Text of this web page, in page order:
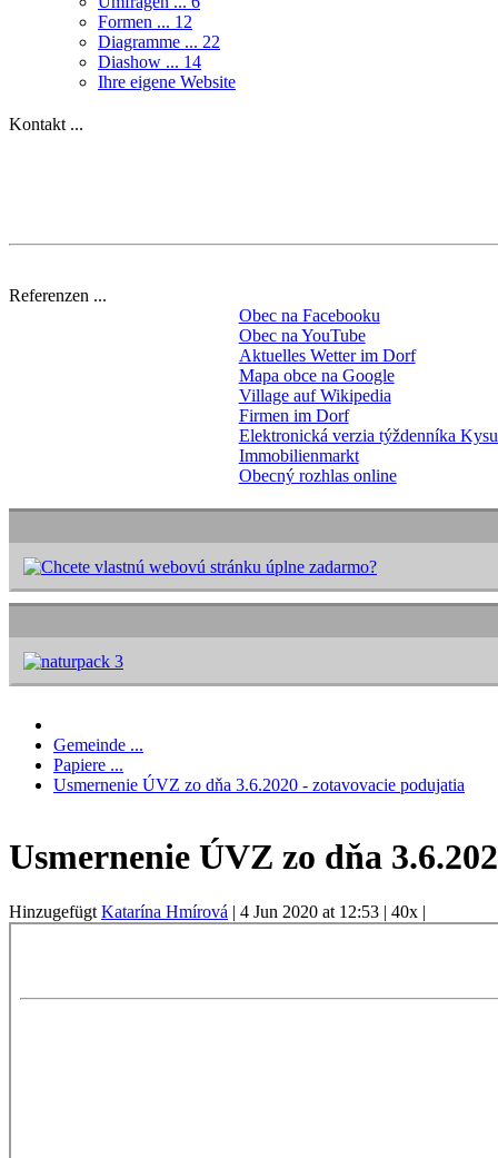
Formen ... 12
Diagramme ... 22
Diashow ... 14
Ihre eigene Website
Kontakt ...
Referenzen ...
Obec na Facebooku
Obec na YouTube
Aktuelles Wetter im Dorf
Mapa obce na Google
Village auf Wikipedia
Firmen im Dorf
Elektronická verzia týždenníka
Immobilienmarkt
Obecný rozhlas online
Gemeinde ...
Papiere ...
Usmernenie ÚVZ zo dňa 3.6.2020 - zotavovacie podujatia
Usmernenie ÚVZ zo dňa
Hinzugefügt Katarína Hmírová | 4 Jun 2020 at 12:53 | 40x |